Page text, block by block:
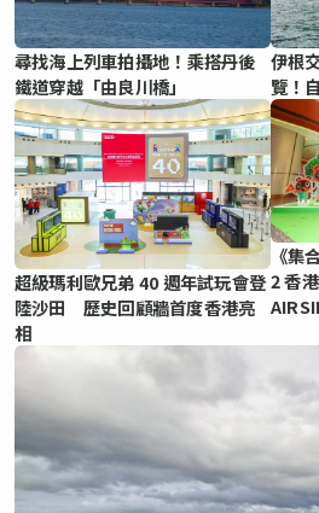
尋找海上列車拍攝地！乘搭丹後
鐵道穿越「由良川橋」
伊根
覽！
超級瑪利歐兄弟 40 週年試玩會登
陸沙田 歷史回顧牆首度香港亮
相
《集
2 香